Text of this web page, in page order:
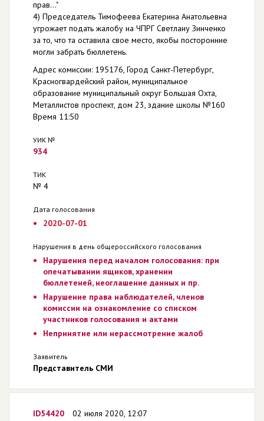
прав..."
4) Председатель Тимофеева Екатерина Анатольевна
угрожает подать жалобу на ЧПРГ Светлану Зинченко
за то, что та оставила свое место, якобы посторонние
могли забрать бюллетень.
Адрес комиссии: 195176, Город Санкт-Петербург,
Красногвардейский район, муниципальное
образование муниципальный округ Большая Охта,
Металлистов проспект, дом 23, здание школы №160
Время 11:50
УИК №
934
ТИК
№ 4
Дата голосования
2020-07-01
Нарушения в день общероссийского голосования
Нарушения перед началом голосования: при
опечатывании ящиков, хранении
бюллетеней, неоглашение данных и пр.
Нарушение права наблюдателей, членов
комиссии на ознакомление со списком
участников голосования и актами
Непринятие или нерассмотрение жалоб
Заявитель
Представитель СМИ
ID54420 02 июля 2020, 12:07